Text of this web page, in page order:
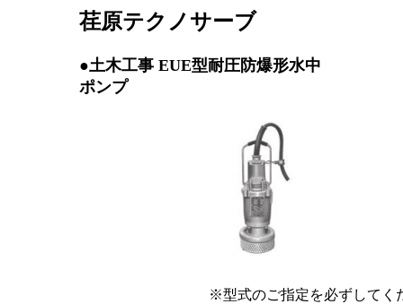
荏原テクノサーブ
●土木工事 EUE型耐圧防爆形水中
ポンプ
※型式のご指定を必ずしてく